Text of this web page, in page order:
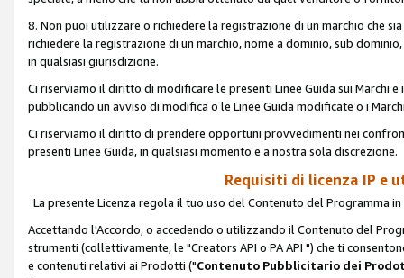
8. Non puoi utilizzare o richiedere la registrazione di un marchio che
richiedere la registrazione di un marchio, nome a dominio, sub
in qualsiasi giurisdizione.
Ci riserviamo il diritto di modificare le presenti Linee Guida sui Marchi
pubblicando un avviso di modifica o le Linee Guida modificate o i
Ci riserviamo il diritto di prendere opportuni provvedimenti nei
presenti Linee Guida, in qualsiasi momento e a nostra sola discrezione.
Requisiti di licenza IP e
La presente Licenza regola il tuo uso del Contenuto del Programma
Accettando l'Accordo, o accedendo o utilizzando il Contenuto del
strumenti (collettivamente, le "Creators API o PA API ") che ti
e contenuti relativi ai Prodotti ("Contenuto Pubblicitario dei